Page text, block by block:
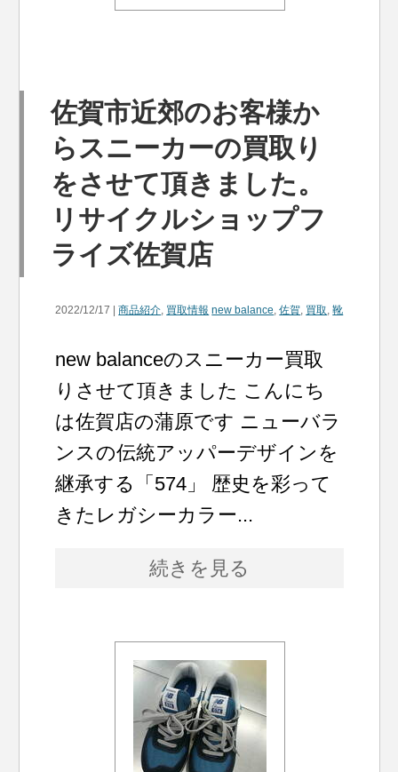
佐賀市近郊のお客様か
らスニーカーの買取り
をさせて頂きました。
リサイクルショップフ
ライズ佐賀店
2022/12/17 |商品紹介, 買取情報 new balance,佐賀, 買取,靴
new balanceのスニーカー買取
りさせて頂きました こんにち
は佐賀店の蒲原です ニューバラ
ンスの伝統アッパーデザインを
継承する「574」 歴史を彩って
きたレガシーカラー...
続きを見る